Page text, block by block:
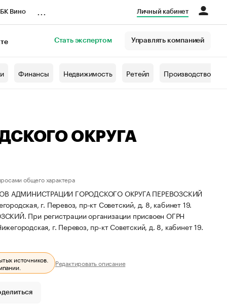
Вино Личный кабинет
Стать экспертом Управлять компанией
Финансы Недвижимость Ретейл Производство
ОКРУГА
общего характера
АДМИНИСТРАЦИИ ГОРОДСКОГО ОКРУГА ПЕРЕВОЗСКИЙ
г. Перевоз, пр-кт Советский, д. 8, кабинет 19.
При регистрации организации присвоен ОГРН
г. Перевоз, пр-кт Советский, д. 8, кабинет 19.
источников. Редактировать описание